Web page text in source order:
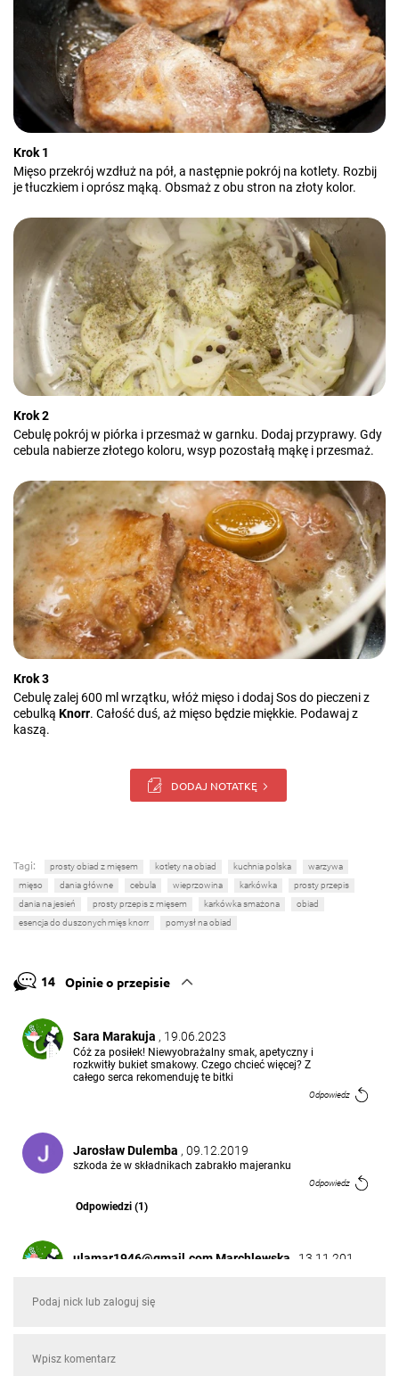
Krok 1
Mięso przekrój wzdłuż na pół, a następnie pokrój na kotlety. Rozbij
je tłuczkiem i oprósz mąką. Obsmaż z obu stron na złoty kolor.
Krok 2
Cebulę pokrój w piórka i przesmaż w garnku. Dodaj przyprawy. Gdy
cebula nabierze złotego koloru, wsyp pozostałą mąkę i przesmaż.
Krok 3
Cebulę zalej 600 ml wrzątku, włóż mięso i dodaj Sos do pieczeni z
cebulką Knorr. Całość duś, aż mięso będzie miękkie. Podawaj z
kaszą.
DODAJ NOTATKĘ
Tagi: prosty obiad z mięsem kotlety na obiad kuchnia polska
warzywa
mięso
dania główne cebula wieprzowina karkówka
prosty przepis
dania na jesień
prosty przepis z mięsem karkówka smażona
obiad
esencja do duszonych mięs knorr
pomysł na obiad
14 Opinie o przepisie
Sara Marakuja , 19.06.2023
Cóż za posiłek! Niewyobrażalny smak, apetyczny i
rozkwitły bukiet smakowy. Czego chcieć więcej? Z
całego serca rekomenduję te bitki
Odpowiedz
Jarosław Dulemba , 09.12.2019
szkoda że w składnikach zabrakło majeranku
Odpowiedz
Odpowiedzi (1)
ulamar1946@gmail.com Marchlewska
, 13.11.201
Bogdan Jarmołowicz